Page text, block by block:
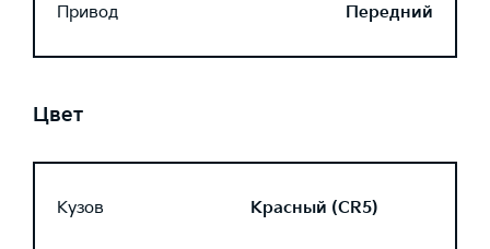
Привод
Передний
Цвет
Кузов Красный (CR5)